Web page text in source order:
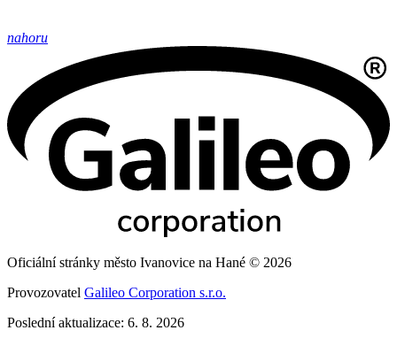
nahoru
Oficiální stránky město Ivanovice na Hané © 2026
Provozovatel Galileo Corporation s.r.o.
Poslední aktualizace: 6. 8. 2026